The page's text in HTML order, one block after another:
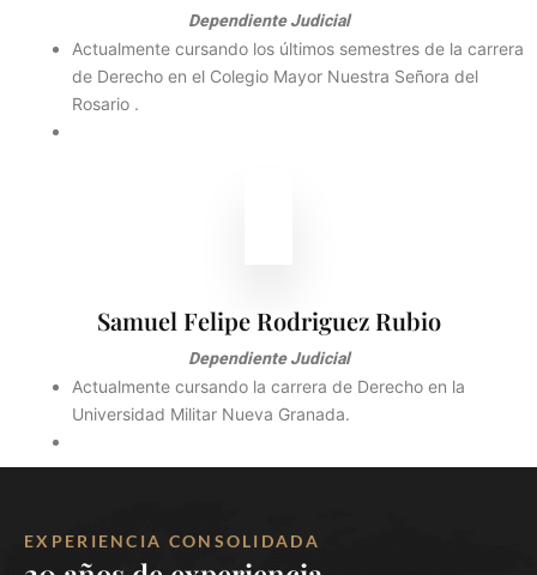
Dependiente Judicial
Actualmente cursando los últimos semestres de la carrera
de Derecho en el Colegio Mayor Nuestra Señora del
Rosario .
Samuel Felipe Rodriguez Rubio
Dependiente Judicial
Actualmente cursando la carrera de Derecho en la
Universidad Militar Nueva Granada.
EXPERIENCIA CONSOLIDADA